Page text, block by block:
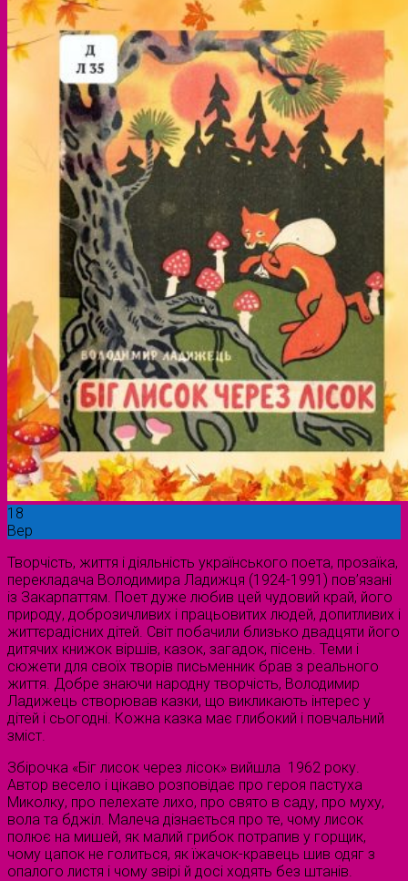
18
Вер
Творчість, життя і діяльність українського поета, прозаїка,
перекладача Володимира Ладижця (1924-1991) пов’язані
iз Закарпаттям. Поет дуже любив цей чудовий край, його
природу, доброзичливих і працьовитих людей, допитливих і
життєрадісних дітей. Світ побачили близько двадцяти його
дитячих книжок віршів, казок, загадок, пісень. Теми і
сюжети для своїх творів письменник брав з реального
життя. Добре знаючи народну творчість, Володимир
Ладижець створював казки, що викликають інтерес у
дітей і сьогодні. Кожна казка має глибокий і повчальний
зміст.
Збірочка «Біг лисок через лісок» вийшла 1962 року.
Автор весело і цікаво розповідає про героя пастуха
Миколку, про пелехате лихо, про свято в саду, про муху,
вола та бджіл. Малеча дізнається про те, чому лисок
полює на мишей, як малий грибок потрапив у горщик,
чому цапок не голиться, як їжачок-кравець шив одяг з
опалого листя і чому звірі й досі ходять без штанів.